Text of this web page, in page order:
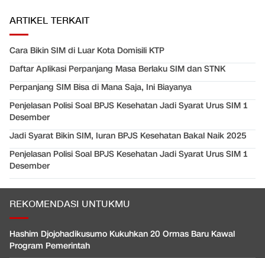
ARTIKEL TERKAIT
Cara Bikin SIM di Luar Kota Domisili KTP
Daftar Aplikasi Perpanjang Masa Berlaku SIM dan STNK
Perpanjang SIM Bisa di Mana Saja, Ini Biayanya
Penjelasan Polisi Soal BPJS Kesehatan Jadi Syarat Urus SIM 1
Desember
Jadi Syarat Bikin SIM, Iuran BPJS Kesehatan Bakal Naik 2025
Penjelasan Polisi Soal BPJS Kesehatan Jadi Syarat Urus SIM 1
Desember
REKOMENDASI UNTUKMU
Hashim Djojohadikusumo Kukuhkan 20 Ormas Baru Kawal
Program Pemerintah